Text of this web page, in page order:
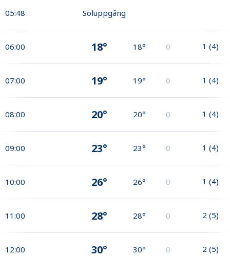
05:48 Soluppgång
06:00 18° 18° 0 1 (4)
07:00 19° 19° 0 1 (4)
08:00 20° 20° 0 1 (4)
09:00 23° 23° 0 1 (4)
10:00 26° 26° 0 1 (4)
11:00 28° 28° 0 2 (5)
12:00 30° 30° 0 2 (5)